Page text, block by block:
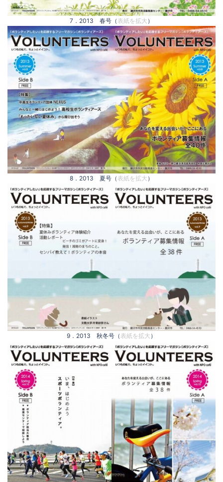
7．2013 春号（ 表紙を拡大 ）
8．2013 夏号（ 表紙を拡大 ）
9．2013 秋冬号（ 表紙を拡大 ）